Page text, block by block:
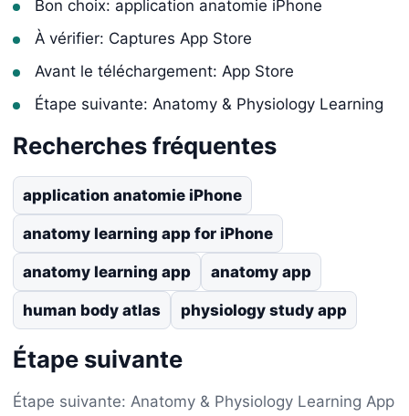
Bon choix: application anatomie iPhone
À vérifier: Captures App Store
Avant le téléchargement: App Store
Étape suivante: Anatomy & Physiology Learning
Recherches fréquentes
application anatomie iPhone
anatomy learning app for iPhone
anatomy learning app anatomy app
human body atlas physiology study app
Étape suivante
Étape suivante: Anatomy & Physiology Learning App